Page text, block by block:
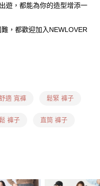
費
費
運費
費
遊，都能為你的造型增添一
，都歡迎加入NEWLOVER
適 寬褲 鬆緊 褲子
褲子 直筒 褲子